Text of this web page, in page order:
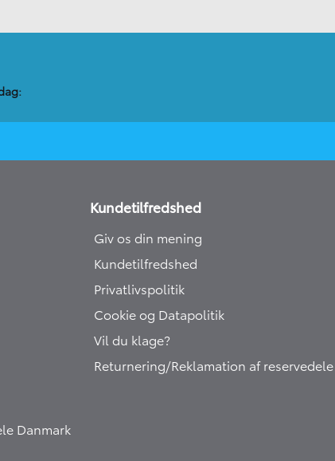
Danmark
Kundetilfredshed
Giv os din mening
Kundetilfredshed
Privatlivspolitik
Cookie og Datapolitik
Vil du klage?
Returnering/Reklamation af reservedele